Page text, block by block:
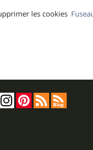
les cookies